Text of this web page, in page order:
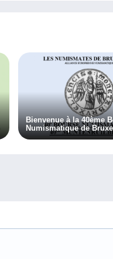
Bienvenue à la 40ème
Numismatique de